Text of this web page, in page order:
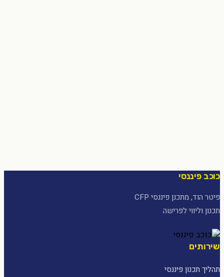
כוכב פיננסי
פיטר הוד, מתכנן פיננסי CFP
תכנון וליווי לפרישה
שירותים
תהליך תכנון פיננסי